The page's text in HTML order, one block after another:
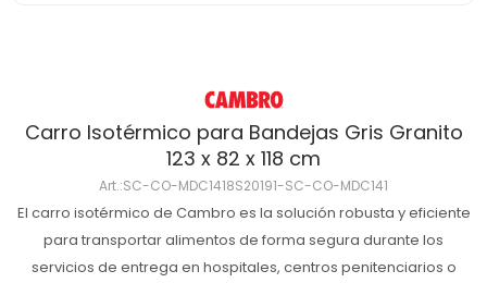
Carro Isotérmico para Bandejas Gris Granito
123 x 82 x 118 cm
SC-CO-MDC1418S20191-SC-CO-MDC141
El carro isotérmico de Cambro es la solución robusta y eficiente
para transportar alimentos de forma segura durante los
servicios de entrega en hospitales, centros penitenciarios o